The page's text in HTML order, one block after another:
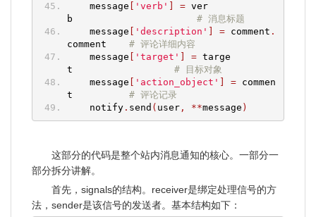
message [ 'verb' ] = ver
b # 消息标题
message [ 'description' ] = comment .
comment # 评论详细内容
message [ 'target' ] = targe
t # 目标对象
message [ 'action_object' ] = commen
t # 评论记录
notify. send ( user, **message )
这部分的代码是整个站内消息通知的核心。一部分一
部分拆分讲解。
首先，signals的结构。receiver是绑定处理信号的方
法，sender是该信号的发送者。基本结构如下：